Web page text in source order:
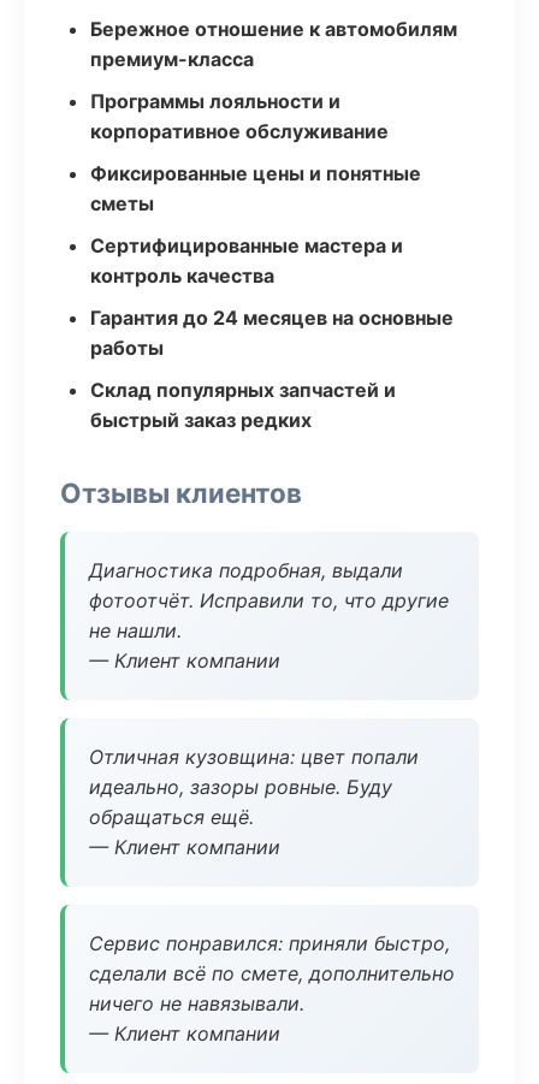
Бережное отношение к автомобилям
премиум-класса
Программы лояльности и
корпоративное обслуживание
Фиксированные цены и понятные
сметы
Сертифицированные мастера и
контроль качества
Гарантия до 24 месяцев на основные
работы
Склад популярных запчастей и
быстрый заказ редких
Отзывы клиентов
Диагностика подробная, выдали
фотоотчёт. Исправили то, что другие
не нашли.
— Клиент компании
Отличная кузовщина: цвет попали
идеально, зазоры ровные. Буду
обращаться ещё.
— Клиент компании
Сервис понравился: приняли быстро,
сделали всё по смете, дополнительно
ничего не навязывали.
— Клиент компании